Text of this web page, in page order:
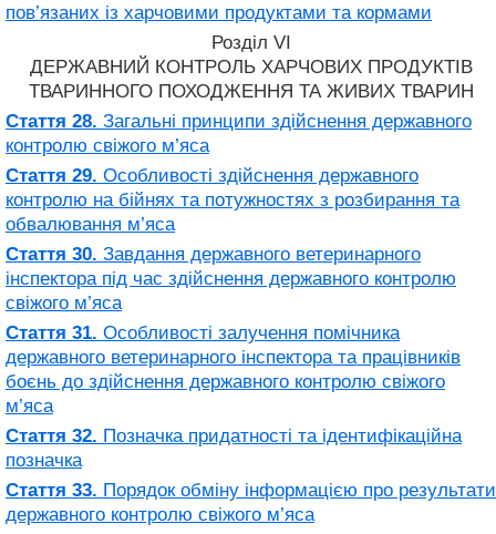
пов’язаних із харчовими продуктами та кормами
Розділ VI
ДЕРЖАВНИЙ КОНТРОЛЬ ХАРЧОВИХ ПРОДУКТІВ
ТВАРИННОГО ПОХОДЖЕННЯ ТА ЖИВИХ ТВАРИН
Стаття 28. Загальні принципи здійснення державного
контролю свіжого м’яса
Стаття 29. Особливості здійснення державного
контролю на бійнях та потужностях з розбирання та
обвалювання м’яса
Стаття 30. Завдання державного ветеринарного
інспектора під час здійснення державного контролю
свіжого м’яса
Стаття 31. Особливості залучення помічника
державного ветеринарного інспектора та працівників
боєнь до здійснення державного контролю свіжого
м’яса
Стаття 32. Позначка придатності та ідентифікаційна
позначка
Стаття 33. Порядок обміну інформацією про результати
державного контролю свіжого м’яса